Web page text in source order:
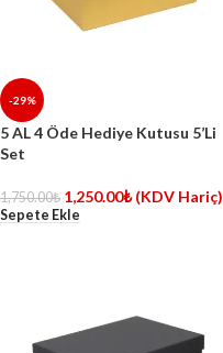
-29%
5 AL 4 Öde Hediye Kutusu 5’Li
Set
1,750.00₺ 1,250.00₺ (KDV Hariç)
Sepete Ekle